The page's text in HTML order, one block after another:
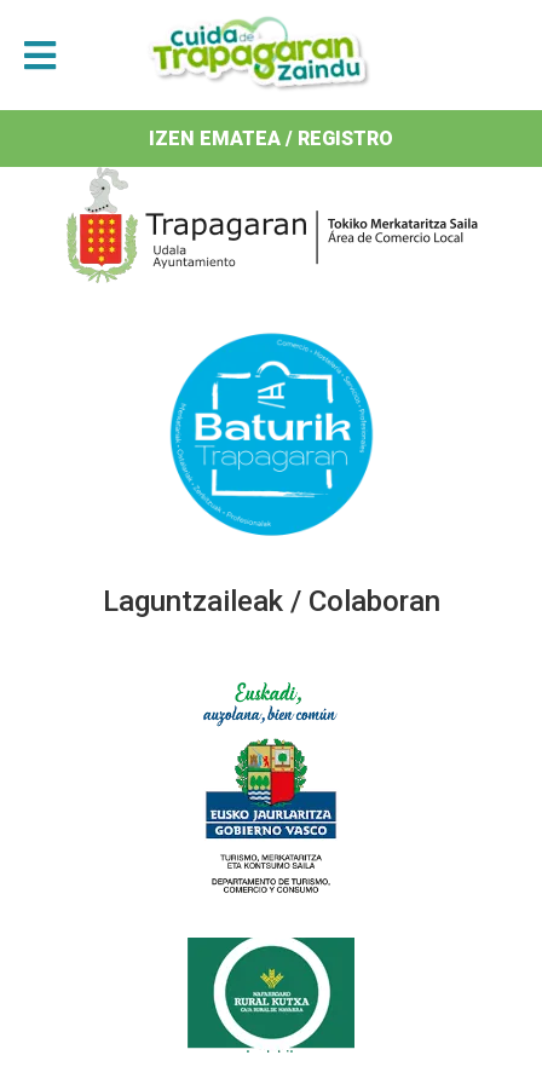
Antolatzaileak / Organizan
Laguntzaileak / Colaboran
IZEN EMATEA / REGISTRO